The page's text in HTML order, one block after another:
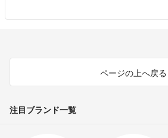
ページの上へ戻る
注目ブランド一覧